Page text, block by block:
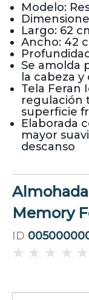
Modelo:
Largo: 62
Ancho: 42
Se amolda
la cabeza
Tela Feran
regulación
superficie
Elaborada
mayor
descanso
Memory
ID